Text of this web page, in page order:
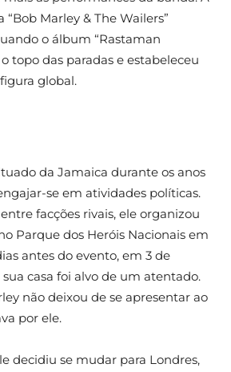
Marley & The Wailers”
o álbum “Rastaman
topo das paradas e estabeleceu
global.
da Jamaica durante os anos
se em atividades políticas.
facções rivais, ele organizou
Parque dos Heróis Nacionais em
antes do evento, em 3 de
sua casa foi alvo de um atentado.
não deixou de se apresentar ao
por ele.
decidiu se mudar para Londres,